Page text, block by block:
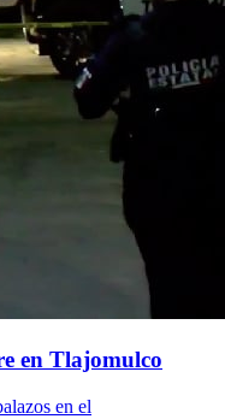
en Tlajomulco
en el